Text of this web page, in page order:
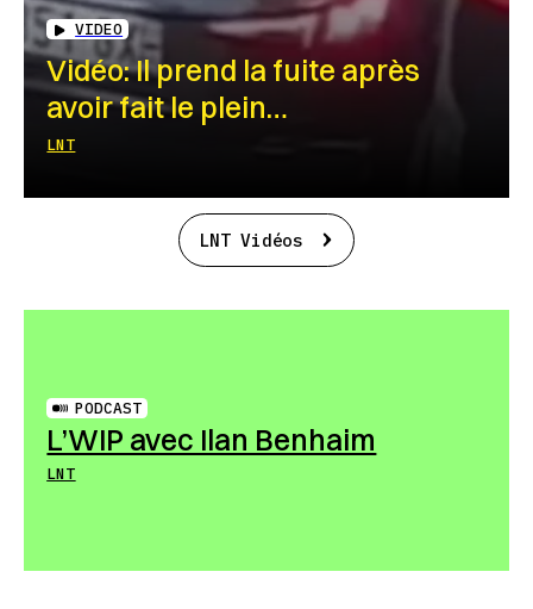
VIDEO
Vidéo: Il prend la fuite après
avoir fait le plein…
LNT
LNT Vidéos
PODCAST
L’WIP avec Ilan Benhaim
LNT